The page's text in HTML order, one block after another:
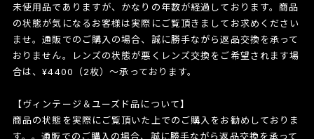
未使用品でありますが、かなりの年数が経過しております。商品
の状態が気になるお客様は実際にご覧頂きましてお求めください
ませ。通販でのご購入の場合、誠に勝手ながら返品交換を承って
おりません。レンズの状態が悪くレンズ交換をご希望されます場
合は、¥4400（2枚）〜承っております。
【ヴィンテージ＆ユーズド品について】
商品の状態を実際にご覧頂いた上でのご購入をお勧めしておりま
す。。通販でのご購入の場合、誠に勝手ながら返品交換を承って